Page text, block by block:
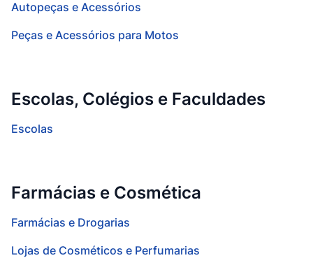
Autopeças e Acessórios
Peças e Acessórios para Motos
Escolas, Colégios e Faculdades
Escolas
Farmácias e Cosmética
Farmácias e Drogarias
Lojas de Cosméticos e Perfumarias